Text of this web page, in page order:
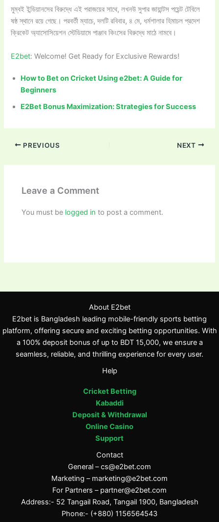
মুম্বই ইন্ডিয়ানসের বিরুদ্ধে এই পরাজয়ের সাথে, লখনউ সুপার জায়ান্টস পয়েন্ট টেবিলে
ষষ্ঠ স্থানে রয়ে গেছে। পরবর্তী ম্যাচে, দলটি রবিবার, ৪ মে, ধর্মশালার হিমাচল প্রদেশ
ক্রিকেট অ্যাসোসিয়েশন স্টেডিয়ামে পাঞ্জাব কিংসের বিরুদ্ধে মাঠে নামবে।
E2bet: Welcome! Get Ready for Exclusive Rewards!
How to Bet on Cricket Using e2bet: A Guide for
Beginners
E2Bet Bonus Maximization: Strategies for Success
PREVIOUS NEXT
Leave a Comment
You must be logged in to post a comment.
About E2bet
E2bet is Bangladesh leading mobile-friendly sports betting
platform, offering secure and exciting betting opportunities. With
a 100% deposit bonus of up to BDT 15,000, we ensure a
seamless, reliable, and thrilling experience for every user.
Help
Cricket Betting
Kabaddi
Deposit & Withdrawal
Online Casino
Support
Contact
General –cs@e2bet.com
Marketing – marketing@e2bet.com
For Partners – partner@e2bet.com
Address:- 52 Tangail Road, Tangail 1900, Bangladesh
Phone:- (+880) 1156564543